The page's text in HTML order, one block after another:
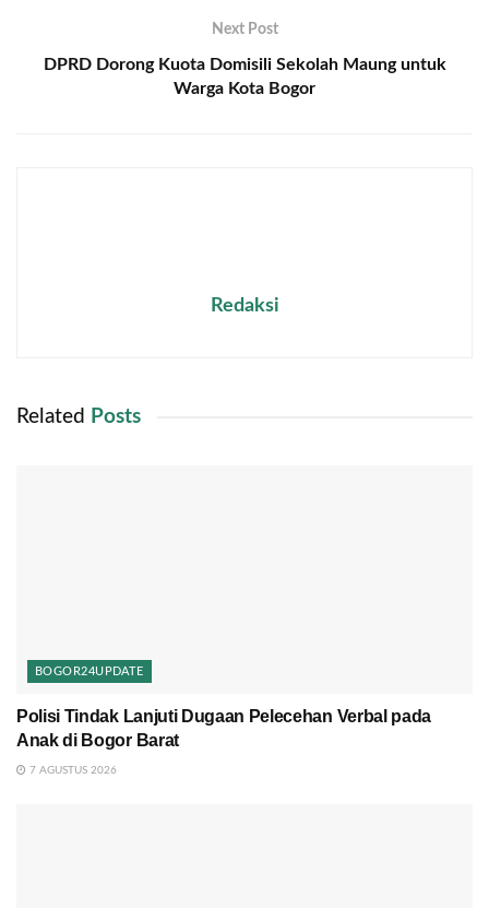
Next Post
DPRD Dorong Kuota Domisili Sekolah Maung untuk
Warga Kota Bogor
Redaksi
Related Posts
BOGOR24UPDATE
Polisi Tindak Lanjuti Dugaan Pelecehan Verbal pada
Anak di Bogor Barat
7 AGUSTUS 2026